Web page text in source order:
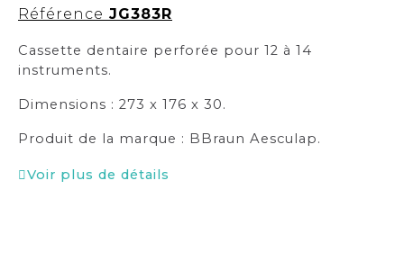
Référence JG383R
Cassette dentaire perforée pour 12 à 14
instruments.
Dimensions : 273 x 176 x 30.
Produit de la marque : BBraun Aesculap.
Voir plus de détails